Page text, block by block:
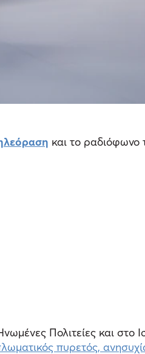
και το ραδιόφωνο
Πολιτείες και στο
πυρετός,